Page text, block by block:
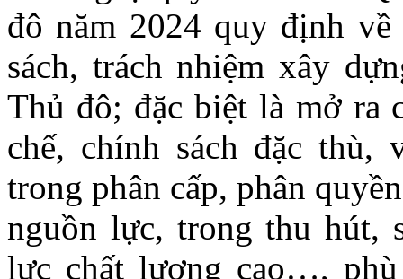
đô năm 2024 quy định
sách, trách nhiệm xây
Thủ đô; đặc biệt là mở ra
chế, chính sách đặc
trong phân cấp, phân
nguồn lực, trong thu hút,
lực chất lượng cao…,